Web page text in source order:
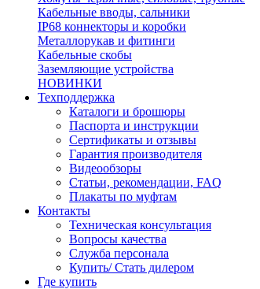
Кабельные вводы, сальники
IP68 коннекторы и коробки
Металлорукав и фитинги
Кабельные скобы
Заземляющие устройства
НОВИНКИ
Техподдержка
Каталоги и брошюры
Паспорта и инструкции
Сертификаты и отзывы
Гарантия производителя
Видеообзоры
Статьи, рекомендации, FAQ
Плакаты по муфтам
Контакты
Техническая консультация
Вопросы качества
Служба персонала
Купить/ Стать дилером
Где купить